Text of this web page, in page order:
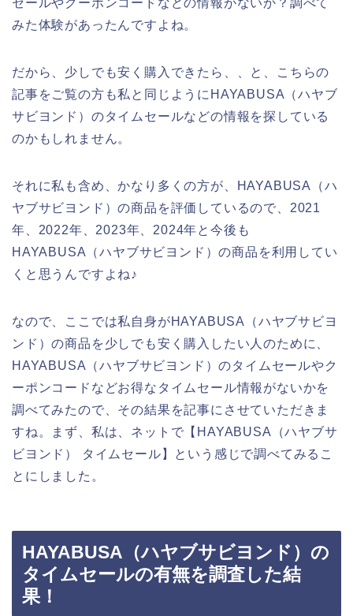
セールやクーポンコードなどの情報がないか？調べて
みた体験があったんですよね。
だから、少しでも安く購入できたら、、と、こちらの
記事をご覧の方も私と同じようにHAYABUSA（ハヤブ
サビヨンド）のタイムセールなどの情報を探している
のかもしれません。
それに私も含め、かなり多くの方が、HAYABUSA（ハ
ヤブサビヨンド）の商品を評価しているので、2021
年、2022年、2023年、2024年と今後も
HAYABUSA（ハヤブサビヨンド）の商品を利用してい
くと思うんですよね♪
なので、ここでは私自身がHAYABUSA（ハヤブサビヨ
ンド）の商品を少しでも安く購入したい人のために、
HAYABUSA（ハヤブサビヨンド）のタイムセールやク
ーポンコードなどお得なタイムセール情報がないかを
調べてみたので、その結果を記事にさせていただきま
すね。まず、私は、ネットで【HAYABUSA（ハヤブサ
ビヨンド） タイムセール】という感じで調べてみるこ
とにしました。
HAYABUSA（ハヤブサビヨンド）の
タイムセールの有無を調査した結
果！